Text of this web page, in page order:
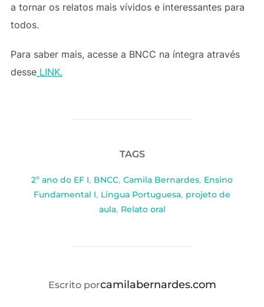
a tornar os relatos mais vívidos e interessantes para
todos.
Para saber mais, acesse a BNCC na íntegra através
desseLINK.
TAGS
2º ano do EF I, BNCC, Camila Bernardes, Ensino
Fundamental I, Língua Portuguesa, projeto de
aula, Relato oral
AUTOR DO POST
Escrito porcamilabernardes.com